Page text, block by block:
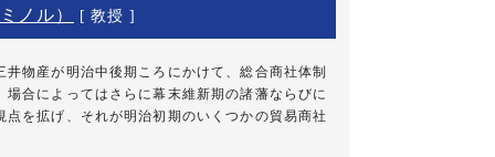
ノル） [ 教授 ]
物産が明治中後期ころにかけて、総合商社体制
場合によってはさらに幕末維新期の諸藩ならびに
点を拡げ、それが明治初期のいくつかの貿易商社